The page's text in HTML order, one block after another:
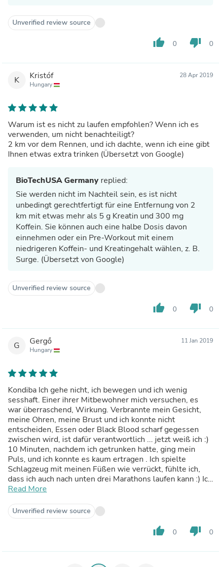
Unverified review source
thumb_up 0 thumb_down 0
K Kristóf
Hungary
28 Apr 2019
Warum ist es nicht zu laufen empfohlen? Wenn ich es
verwenden, um nicht benachteiligt?
2 km vor dem Rennen, und ich dachte, wenn ich eine gibt
Ihnen etwas extra trinken (Übersetzt von Google)
BioTechUSA Germany replied:
Sie werden nicht im Nachteil sein, es ist nicht
unbedingt gerechtfertigt für eine Entfernung von 2
km mit etwas mehr als 5 g Kreatin und 300 mg
Koffein. Sie können auch eine halbe Dosis davon
einnehmen oder ein Pre-Workout mit einem
niedrigeren Koffein- und Kreatingehalt wählen, z. B.
Surge. (Übersetzt von Google)
Unverified review source
thumb_up 0 thumb_down 0
G Gergő
Hungary
11 Jan 2019
Kondiba Ich gehe nicht, ich bewegen und ich wenig
sesshaft. Einer ihrer Mitbewohner mich versuchen, es
war überraschend, Wirkung. Verbrannte mein Gesicht,
meine Ohren, meine Brust und ich konnte nicht
entscheiden, Essen oder Black Blood scharf gegessen
zwischen wird, ist dafür verantwortlich ... jetzt weiß ich :)
10 Minuten, nachdem ich getrunken hatte, ging mein
Puls, und ich konnte es kaum ertragen . Ich spielte
Schlagzeug mit meinen Füßen wie verrückt, fühlte ich,
dass ich auch nach unten drei Marathons laufen kann :) Ich
weiß nicht, dass die gleichen intensiv aktive Sportler und
mir. (Übersetzt von Google)
Read More
Unverified review source
thumb_up 0 thumb_down 0